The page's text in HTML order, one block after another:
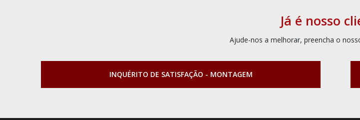
Já é nosso
Ajude-nos a melhorar, preencha o
INQUÉRITO DE SATISFAÇÃO - MONTAGEM